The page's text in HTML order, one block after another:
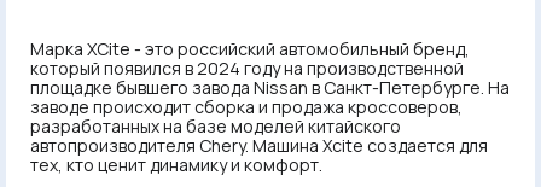
Марка XCite - это российский автомобильный бренд,
который появился в 2024 году на производственной
площадке бывшего завода Nissan в Санкт-Петербурге. На
заводе происходит сборка и продажа кроссоверов,
разработанных на базе моделей китайского
автопроизводителя Chery. Машина Xcite создается для
тех, кто ценит динамику и комфорт.